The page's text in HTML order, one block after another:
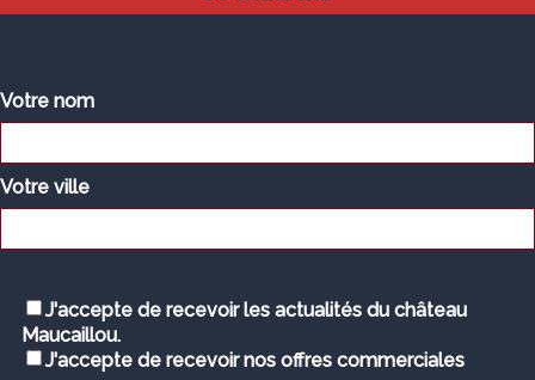
Votre nom
Votre ville
J'accepte de recevoir les actualités du château
Maucaillou.
J'accepte de recevoir nos offres commerciales